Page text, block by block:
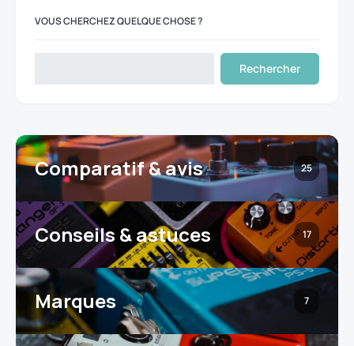
VOUS CHERCHEZ QUELQUE CHOSE ?
Rechercher
Comparatif & avis 25
Conseils & astuces 17
Marques 7